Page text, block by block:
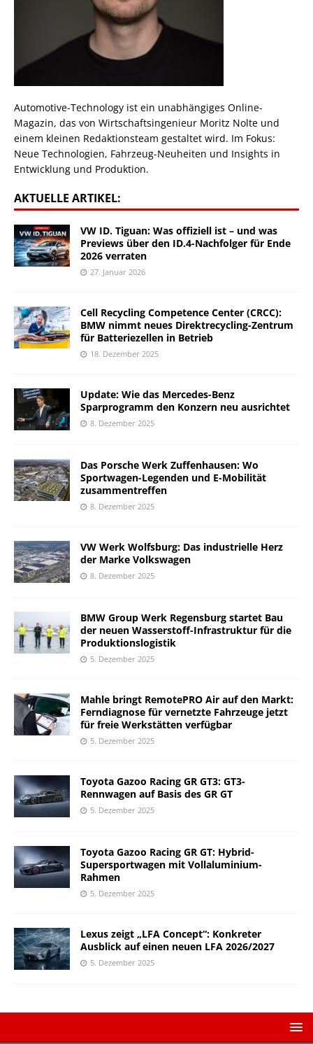
Automotive-Technology ist ein unabhängiges Online-
Magazin, das von Wirtschaftsingenieur Moritz Nolte und
einem kleinen Redaktionsteam gestaltet wird. Im Fokus:
Neue Technologien, Fahrzeug-Neuheiten und Insights in
Entwicklung und Produktion.
AKTUELLE ARTIKEL:
VW ID. Tiguan: Was offiziell ist – und was
Previews über den ID.4-Nachfolger für Ende
2026 verraten
27. Januar 2026
Cell Recycling Competence Center (CRCC):
BMW nimmt neues Direktrecycling-Zentrum
für Batteriezellen in Betrieb
18. Dezember 2025
Update: Wie das Mercedes-Benz
Sparprogramm den Konzern neu ausrichtet
8. Dezember 2025
Das Porsche Werk Zuffenhausen: Wo
Sportwagen-Legenden und E-Mobilität
zusammentreffen
8. Dezember 2025
VW Werk Wolfsburg: Das industrielle Herz
der Marke Volkswagen
8. Dezember 2025
BMW Group Werk Regensburg startet Bau
der neuen Wasserstoff-Infrastruktur für die
Produktionslogistik
5. Dezember 2025
Mahle bringt RemotePRO Air auf den Markt:
Ferndiagnose für vernetzte Fahrzeuge jetzt
für freie Werkstätten verfügbar
5. Dezember 2025
Toyota Gazoo Racing GR GT3: GT3-
Rennwagen auf Basis des GR GT
5. Dezember 2025
Toyota Gazoo Racing GR GT: Hybrid-
Supersportwagen mit Vollaluminium-
Rahmen
5. Dezember 2025
Lexus zeigt „LFA Concept“: Konkreter
Ausblick auf einen neuen LFA 2026/2027
5. Dezember 2025